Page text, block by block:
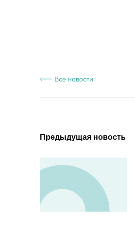
Все новости
Предыдущая новость